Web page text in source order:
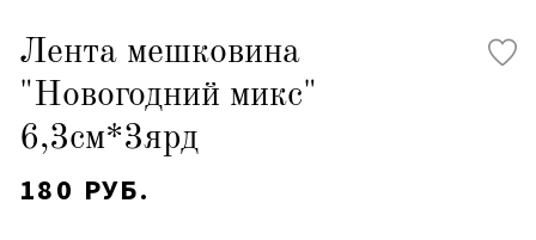
Лента мешковина
"Новогодний микс"
6,3см*3ярд
180 РУБ.